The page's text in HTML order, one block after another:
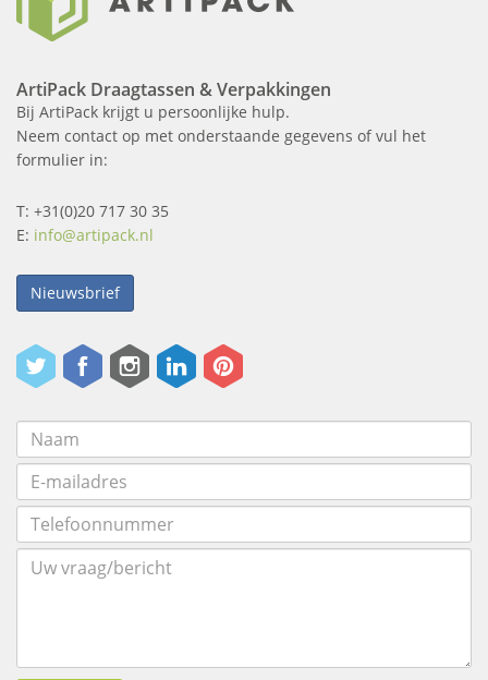
ArtiPack Draagtassen & Verpakkingen
Bij ArtiPack krijgt u persoonlijke hulp.
Neem contact op met onderstaande gegevens of vul het
formulier in:
T: +31(0)20 717 30 35
E: info@artipack.nl
Nieuwsbrief